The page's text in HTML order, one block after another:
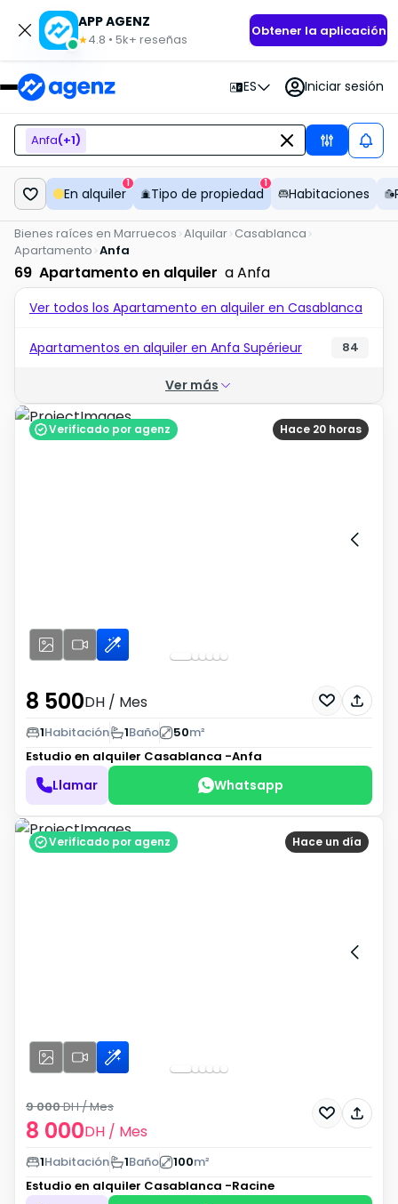
APP AGENZ
★4.8 • 5k+ reseñas
Obtener la aplicación
ES Iniciar sesión
Anfa(+1)
En alquiler
1
Tipo de propiedad
1
Habitaciones
Bienes raíces en Marruecos Alquilar Casablanca
Apartamento Anfa
69 Apartamento en alquiler a Anfa
Ver todos los Apartamento en alquiler en Casablanca
Apartamentos en alquiler en Anfa Supérieur 84
Ver más
Hace 20 horas
Verificado por agenz
8 500DH / Mes
1Habitación 1Baño 50m²
Estudio en alquiler Casablanca -Anfa
Llamar Whatsapp
Hace un día
Verificado por agenz
8 000DH / Mes
9 000DH/ Mes
1Habitación 1Baño 100m²
Estudio en alquiler Casablanca -Racine